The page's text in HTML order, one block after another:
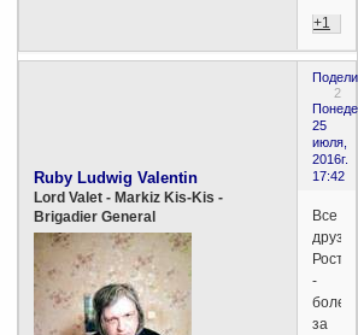
+1
2
25
июля,
2016г.
17:42
Ruby Ludwig Valentin
Lord Valet - Markiz Kis-Kis -
Brigadier General
Все
друзья
-
за